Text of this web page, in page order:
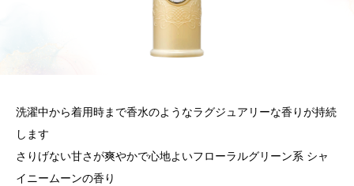
洗濯中から着用時まで香水のようなラグジュアリーな香りが持続
します
さりげない甘さが爽やかで心地よいフローラルグリーン系 シャ
イニームーンの香り